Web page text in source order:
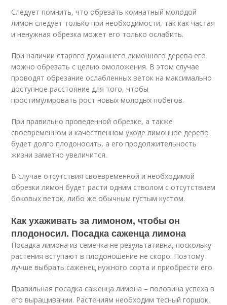
Следует помнить, что обрезать комнатный молодой
лимон следует только при необходимости, так как частая
и ненужная обрезка может его только ослабить.
При наличии старого домашнего лимонного дерева его
можно обрезать с целью омоложения. В этом случае
проводят обрезание ослабленных веток на максимально
доступное расстояние для того, чтобы
простимулировать рост новых молодых побегов.
При правильно проведенной обрезке, а также
своевременном и качественном уходе лимонное дерево
будет долго плодоносить, а его продолжительность
жизни заметно увеличится.
В случае отсутствия своевременной и необходимой
обрезки лимон будет расти одним стволом с отсутствием
боковых веток, либо же обычным густым кустом.
Как ухаживать за лимоном, чтобы он
плодоносил. Посадка саженца лимона
Посадка лимона из семечка не результативна, поскольку
растения вступают в плодоношение не скоро. Поэтому
лучше выбрать саженец нужного сорта и приобрести его.
Правильная посадка саженца лимона – половина успеха в
его выращивании. Растениям необходим тесный горшок,